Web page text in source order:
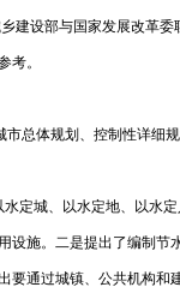
建设部与国家发展改革
考。
总体规划、控制性详细
定城、以水定地、以水
施。二是提出了编制
通过城镇、公共机构